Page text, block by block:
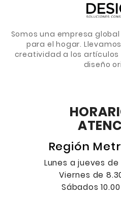
Somos una empresa
para el hogar.
creatividad a los
diseño
Región
Lunes a jueves de
Viernes de
Sábados